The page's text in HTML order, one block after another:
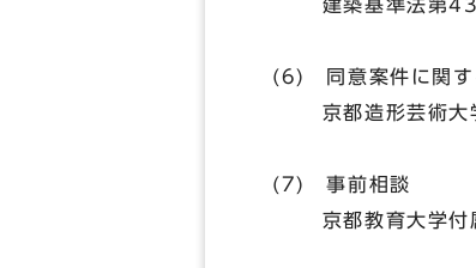
建築基準法第43
(6) 同意案件に関す
京都造形芸術大学
(7) 事前相談
京都教育大学付属